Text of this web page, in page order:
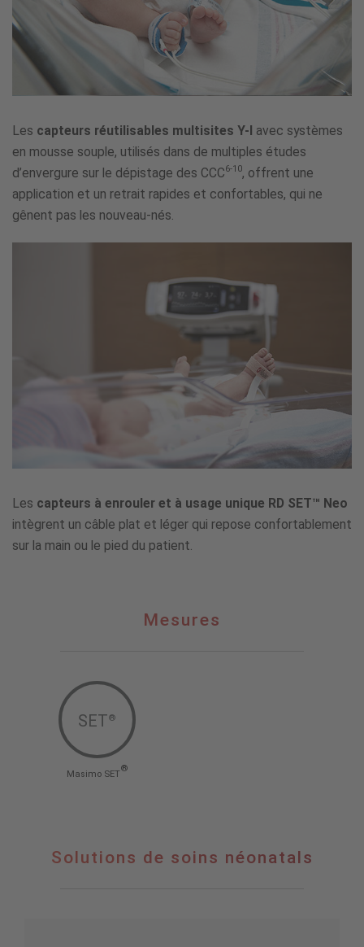
Les capteurs réutilisables multisites Y-I avec systèmes
en mousse souple, utilisés dans de multiples études
d’envergure sur le dépistage des CCC6-10, offrent une
application et un retrait rapides et confortables, qui ne
gênent pas les nouveau-nés.
Les capteurs à enrouler et à usage unique RD SET™ Neo
intègrent un câble plat et léger qui repose confortablement
sur la main ou le pied du patient.
Mesures
SET®
Masimo SET
®
Solutions de soins néonatals